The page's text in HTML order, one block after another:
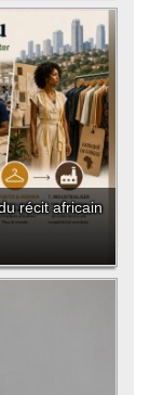
récit africain